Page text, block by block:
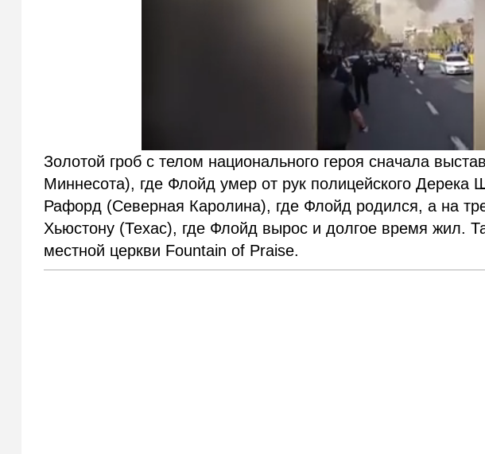
Золотой гроб с телом национального героя сначала
Миннесота), где Флойд умер от рук полицейского Дерека
Рафорд (Северная Каролина), где Флойд родился, а на
Хьюстону (Техас), где Флойд вырос и долгое время жил.
местной церкви Fountain of Praise.